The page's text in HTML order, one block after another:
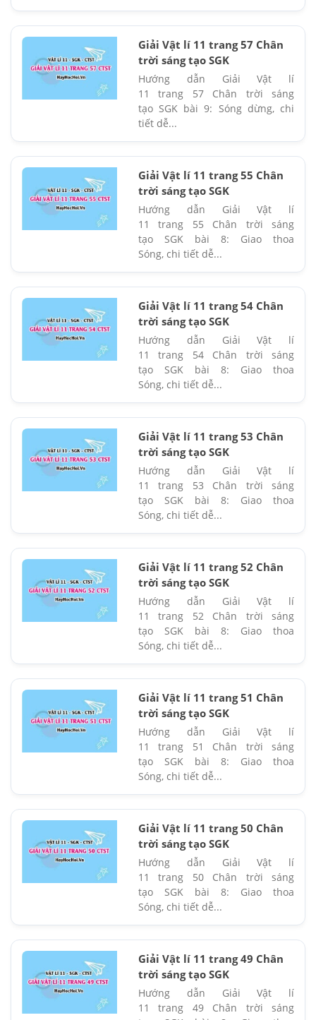
Giải Vật lí 11 trang 57 Chân
trời sáng tạo SGK
Hướng dẫn Giải Vật lí
11 trang 57 Chân trời sáng
tạo SGK bài 9: Sóng dừng, chi
tiết dễ...
Giải Vật lí 11 trang 55 Chân
trời sáng tạo SGK
Hướng dẫn Giải Vật lí
11 trang 55 Chân trời sáng
tạo SGK bài 8: Giao thoa
Sóng, chi tiết dễ...
Giải Vật lí 11 trang 54 Chân
trời sáng tạo SGK
Hướng dẫn Giải Vật lí
11 trang 54 Chân trời sáng
tạo SGK bài 8: Giao thoa
Sóng, chi tiết dễ...
Giải Vật lí 11 trang 53 Chân
trời sáng tạo SGK
Hướng dẫn Giải Vật lí
11 trang 53 Chân trời sáng
tạo SGK bài 8: Giao thoa
Sóng, chi tiết dễ...
Giải Vật lí 11 trang 52 Chân
trời sáng tạo SGK
Hướng dẫn Giải Vật lí
11 trang 52 Chân trời sáng
tạo SGK bài 8: Giao thoa
Sóng, chi tiết dễ...
Giải Vật lí 11 trang 51 Chân
trời sáng tạo SGK
Hướng dẫn Giải Vật lí
11 trang 51 Chân trời sáng
tạo SGK bài 8: Giao thoa
Sóng, chi tiết dễ...
Giải Vật lí 11 trang 50 Chân
trời sáng tạo SGK
Hướng dẫn Giải Vật lí
11 trang 50 Chân trời sáng
tạo SGK bài 8: Giao thoa
Sóng, chi tiết dễ...
Giải Vật lí 11 trang 49 Chân
trời sáng tạo SGK
Hướng dẫn Giải Vật lí
11 trang 49 Chân trời sáng